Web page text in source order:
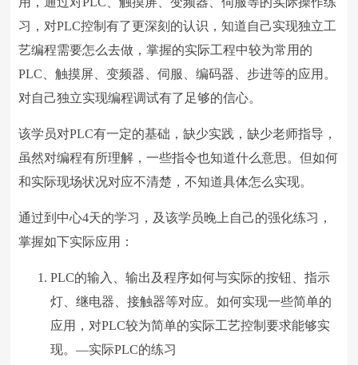
习，对PLC控制有了更深刻的认识，知道自己实现独立工
艺编程需要怎么去做，掌握的实际工程中较为常用的
PLC、触摸屏、变频器、伺服、编码器、步进等的应用。
对自己独立实现编程调试有了足够的信心。
该学员对PLC有一定的基础，缺少实践，缺少老师指导，
虽然对编程有所理解，一些指令也知道什么意思。但如何
和实际现场状况对应不清楚，不知道具体怎么实现。
通过到中心4天的学习，及该学员晚上自己的强化练习，
掌握如下实际应用：
PLC的输入、输出及程序如何与实际的按钮、指示
灯、继电器、接触器等对应。如何实现一些简单的
应用，对PLC较为简单的实际工艺控制要求能够实
现。—实际PLC的练习